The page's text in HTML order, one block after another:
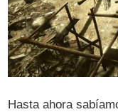
Hasta ahora